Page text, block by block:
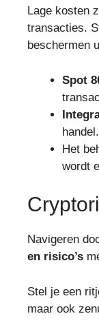
Lage kosten
transacties.
beschermen
Spot
handel.
Het
wordt
Navigeren
en risico’s
Stel je een
maar ook